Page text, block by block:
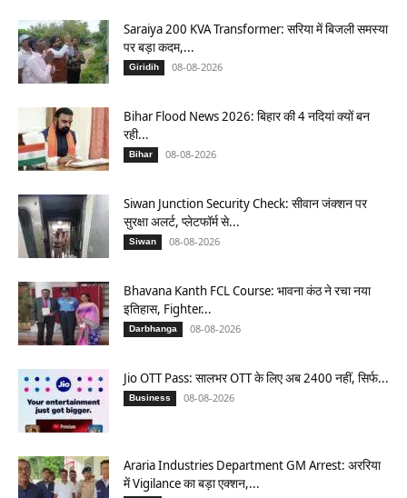
Saraiya 200 KVA Transformer: सरिया में बिजली समस्या
पर बड़ा कदम,...
Giridih 08-08-2026
Bihar Flood News 2026: बिहार की 4 नदियां क्यों बन
रही...
Bihar 08-08-2026
Siwan Junction Security Check: सीवान जंक्शन पर
सुरक्षा अलर्ट, प्लेटफॉर्म से...
Siwan 08-08-2026
Bhavana Kanth FCL Course: भावना कंठ ने रचा नया
इतिहास, Fighter...
Darbhanga 08-08-2026
Jio OTT Pass: सालभर OTT के लिए अब 2400 नहीं, सिर्फ...
Business 08-08-2026
Araria Industries Department GM Arrest: अररिया
में Vigilance का बड़ा एक्शन,...